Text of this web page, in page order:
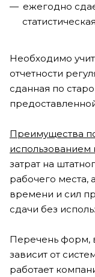
ежегодно
Необходимо
отчетности
сданная по
Преимущества
использованием
затрат на
рабочего места,
времени и сил
сдачи без
Перечень форм,
зависит от
работает